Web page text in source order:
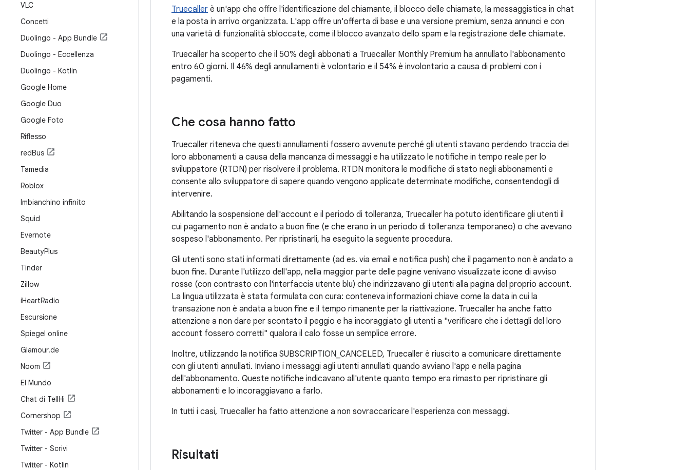
VLC
Concetti
Duolingo - App Bundle
Duolingo - Eccellenza
Duolingo - Kotlin
Google Home
Google Duo
Google Foto
Riflesso
redBus
Tamedia
Roblox
Imbianchino infinito
Squid
Evernote
BeautyPlus
Tinder
Zillow
iHeartRadio
Escursione
Spiegel online
Glamour.de
Noom
El Mundo
Chat di TellHi
Cornershop
Twitter - App Bundle
Twitter - Scrivi
Twitter - Kotlin
Truecaller è un'app che offre l'identificazione del chiamante, il blocco delle chiamate, la messaggistica in chat
e la posta in arrivo organizzata. L'app offre un'offerta di base e una versione premium, senza annunci e con
una varietà di funzionalità sbloccate, come il blocco avanzato dello spam e la registrazione delle chiamate.
Truecaller ha scoperto che il 50% degli abbonati a Truecaller Monthly Premium ha annullato l'abbonamento
entro 60 giorni. Il 46% degli annullamenti è volontario e il 54% è involontario a causa di problemi con i
pagamenti.
Che cosa hanno fatto
Truecaller riteneva che questi annullamenti fossero avvenute perché gli utenti stavano perdendo traccia dei
loro abbonamenti a causa della mancanza di messaggi e ha utilizzato le notifiche in tempo reale per lo
sviluppatore (RTDN) per risolvere il problema. RTDN monitora le modifiche di stato negli abbonamenti e
consente allo sviluppatore di sapere quando vengono applicate determinate modifiche, consentendogli di
intervenire.
Abilitando la sospensione dell'account e il periodo di tolleranza, Truecaller ha potuto identificare gli utenti il
cui pagamento non è andato a buon fine (e che erano in un periodo di tolleranza temporaneo) o che avevano
sospeso l'abbonamento. Per ripristinarli, ha eseguito la seguente procedura.
Gli utenti sono stati informati direttamente (ad es. via email e notifica push) che il pagamento non è andato a
buon fine. Durante l'utilizzo dell'app, nella maggior parte delle pagine venivano visualizzate icone di avviso
rosse (con contrasto con l'interfaccia utente blu) che indirizzavano gli utenti alla pagina del proprio account.
La lingua utilizzata è stata formulata con cura: conteneva informazioni chiave come la data in cui la
transazione non è andata a buon fine e il tempo rimanente per la riattivazione. Truecaller ha anche fatto
attenzione a non dare per scontato il peggio e ha incoraggiato gli utenti a "verificare che i dettagli del loro
account fossero corretti" qualora il calo fosse un semplice errore.
Inoltre, utilizzando la notifica SUBSCRIPTION_CANCELED, Truecaller è riuscito a comunicare direttamente
con gli utenti annullati. Inviano i messaggi agli utenti annullati quando avviano l'app e nella pagina
dell'abbonamento. Queste notifiche indicavano all'utente quanto tempo era rimasto per ripristinare gli
abbonamenti e lo incoraggiavano a farlo.
In tutti i casi, Truecaller ha fatto attenzione a non sovraccaricare l'esperienza con messaggi.
Risultati